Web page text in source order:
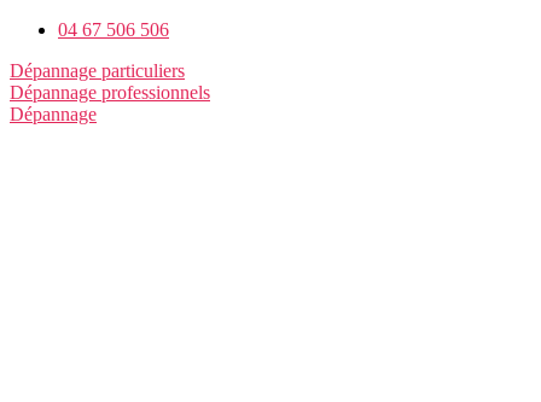
04 67 506 506
Dépannage particuliers
Dépannage professionnels
Dépannage